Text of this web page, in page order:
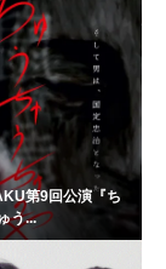
第9回公演『ち
う...